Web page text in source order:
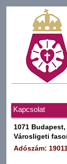
Kapcsolat
1071 Budapest,
Városligeti
Adószám: